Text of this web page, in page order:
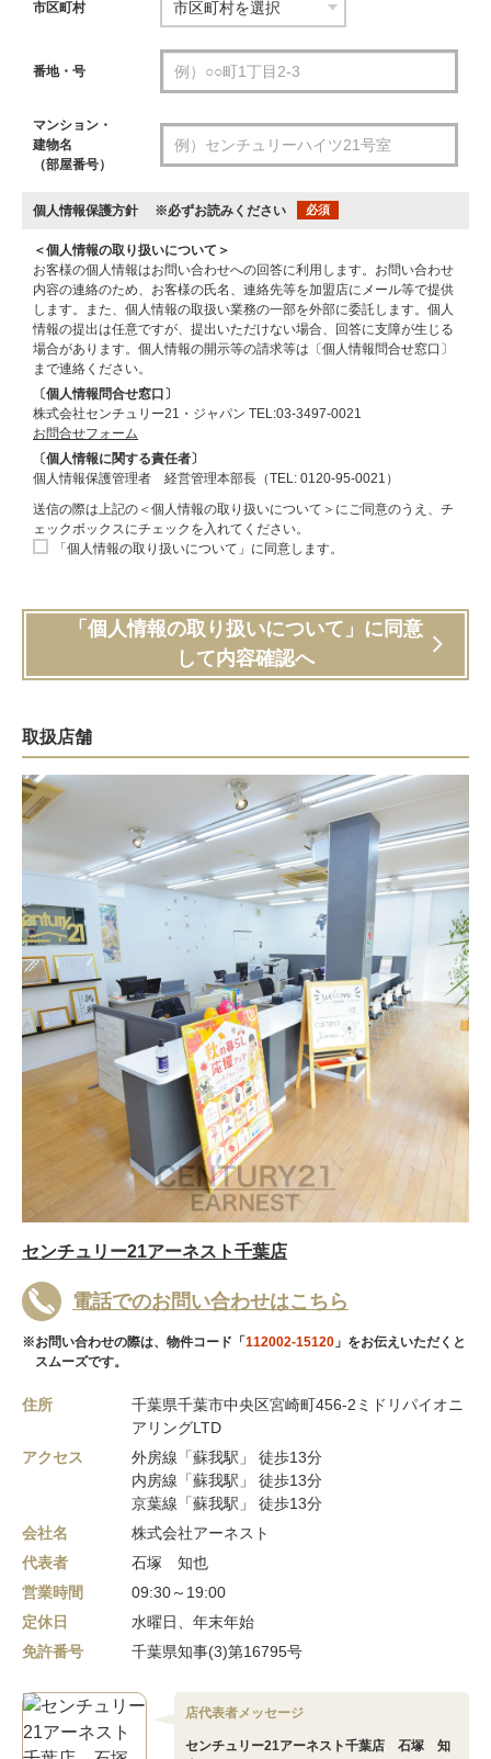
市区町村
番地・号
マンション・
建物名
（部屋番号）
個人情報保護方針 ※必ずお読みください 必須
＜個人情報の取り扱いについて＞
お客様の個人情報はお問い合わせへの回答に利用します。お問い合わせ
内容の連絡のため、お客様の氏名、連絡先等を加盟店にメール等で提供
します。また、個人情報の取扱い業務の一部を外部に委託します。個人
情報の提出は任意ですが、提出いただけない場合、回答に支障が生じる
場合があります。個人情報の開示等の請求等は〔個人情報問合せ窓口〕
まで連絡ください。
〔個人情報問合せ窓口〕
株式会社センチュリー21・ジャパン TEL:03-3497-0021
お問合せフォーム
〔個人情報に関する責任者〕
個人情報保護管理者 経営管理本部長（TEL: 0120-95-0021）
送信の際は上記の＜個人情報の取り扱いについて＞にご同意のうえ、チ
ェックボックスにチェックを入れてください。
「個人情報の取り扱いについて」に同意します。
「個人情報の取り扱いについて」に同意
して内容確認へ
取扱店舗
センチュリー21アーネスト千葉店
電話でのお問い合わせはこちら
※お問い合わせの際は、物件コード「112002-15120 」をお伝えいただくと
スムーズです。
住所
千葉県千葉市中央区宮崎町456-2ミドリパイオニ
アリングLTD
アクセス
外房線「蘇我駅」 徒歩13分
内房線「蘇我駅」 徒歩13分
京葉線「蘇我駅」 徒歩13分
会社名
株式会社アーネスト
代表者
石塚 知也
営業時間
09:30～19:00
定休日
水曜日、年末年始
免許番号
千葉県知事(3)第16795号
店代表者メッセージ
センチュリー21アーネスト千葉店 石塚 知